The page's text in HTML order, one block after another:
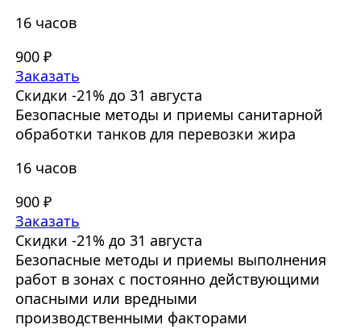
16 часов
900 ₽
Заказать
Скидки -21% до 31 августа
Безопасные методы и приемы санитарной
обработки танков для перевозки жира
16 часов
900 ₽
Заказать
Скидки -21% до 31 августа
Безопасные методы и приемы выполнения
работ в зонах с постоянно действующими
опасными или вредными
производственными факторами